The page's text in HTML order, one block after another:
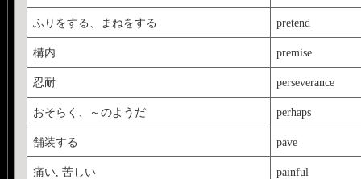
ふりをする、まねをする pretend
構内 premise
忍耐 perseverance
おそらく、～のようだ perhaps
舗装する pave
痛い, 苦しい painful